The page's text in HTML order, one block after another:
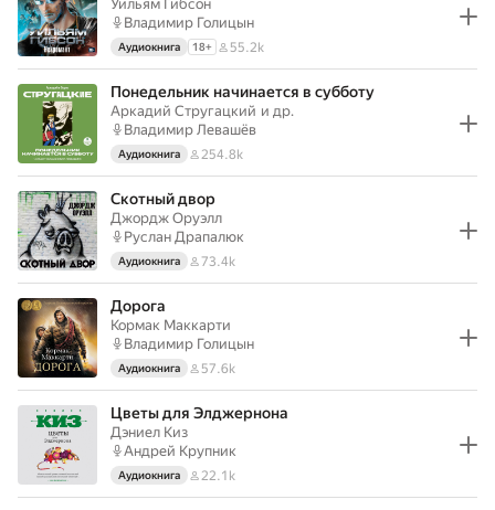
Уильям Гибсон
Владимир Голицын
Аудиокнига 18+ 55.2k
Понедельник начинается в субботу
Аркадий Стругацкий и др.
Владимир Левашёв
Аудиокнига 254.8k
Скотный двор
Джордж Оруэлл
Руслан Драпалюк
Аудиокнига 73.4k
Дорога
Кормак Маккарти
Владимир Голицын
Аудиокнига 57.6k
Цветы для Элджернона
Дэниел Киз
Андрей Крупник
Аудиокнига 22.1k